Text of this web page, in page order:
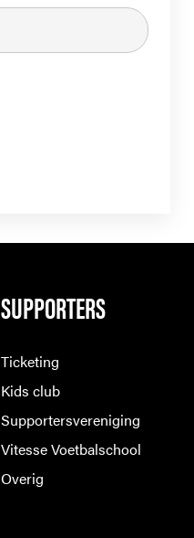
SUPPORTERS
Ticketing
Kids club
Supportersvereniging
Vitesse Voetbalschool
Overig